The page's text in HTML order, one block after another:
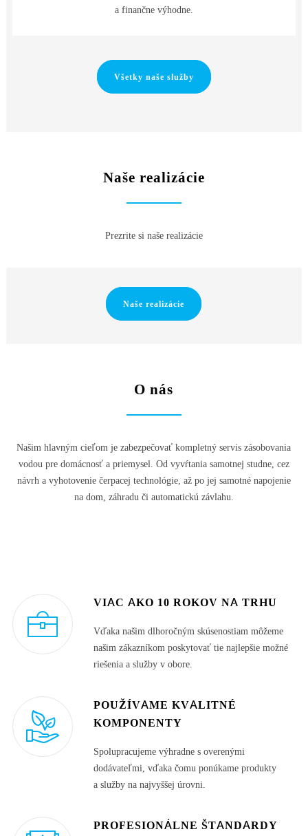
a finančne výhodne.
Všetky naše služby
Naše realizácie
Prezrite si naše realizácie
Naše realizácie
O nás
Našim hlavným cieľom je zabezpečovať kompletný servis zásobovania
vodou pre domácnosť a priemysel. Od vyvŕtania samotnej studne, cez
návrh a vyhotovenie čerpacej technológie, až po jej samotné napojenie
na dom, záhradu či automatickú závlahu.
VIAC AKO 10 ROKOV NA TRHU
Vďaka našim dlhoročným skúsenostiam môžeme
našim zákazníkom poskytovať tie najlepšie možné
riešenia a služby v obore.
POUŽÍVAME KVALITNÉ
KOMPONENTY
Spolupracujeme výhradne s overenými
dodávateľmi, vďaka čomu ponúkame produkty
a služby na najvyššej úrovni.
PROFESIONÁLNE ŠTANDARDY